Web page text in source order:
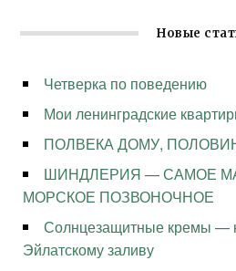
Новые
Четверка по поведению
Мои ленинградские
ПОЛВЕКА ДОМУ,
ШИНДЛЕРИЯ — САМОЕ
МОРСКОЕ ПОЗВОНОЧНОЕ
Солнцезащитные кремы —
Эйлатскому заливу